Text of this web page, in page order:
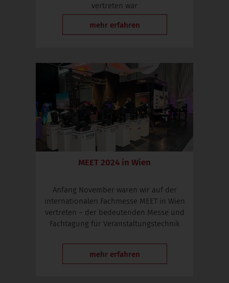
vertreten war
mehr erfahren
MEET 2024 in Wien
Anfang November waren wir auf der
internationalen Fachmesse MEET in Wien
vertreten – der bedeutenden Messe und
Fachtagung für Veranstaltungstechnik
mehr erfahren